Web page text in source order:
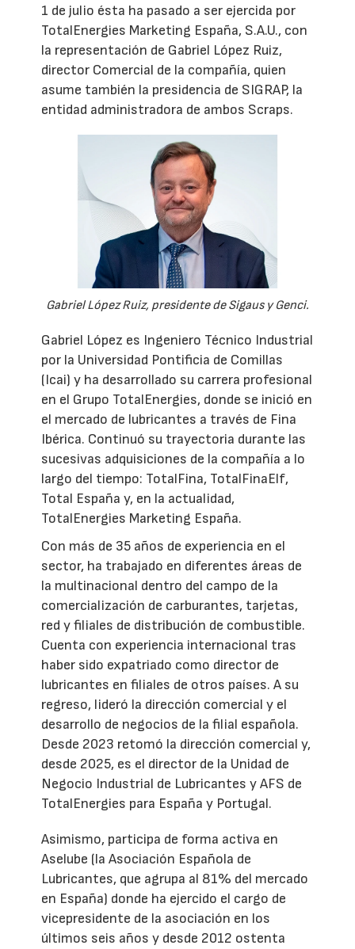
1 de julio ésta ha pasado a ser ejercida por
TotalEnergies Marketing España, S.A.U., con
la representación de Gabriel López Ruiz,
director Comercial de la compañía, quien
asume también la presidencia de SIGRAP, la
entidad administradora de ambos Scraps.
Gabriel López Ruiz, presidente de Sigaus y Genci.
Gabriel López es Ingeniero Técnico Industrial
por la Universidad Pontificia de Comillas
(Icai) y ha desarrollado su carrera profesional
en el Grupo TotalEnergies, donde se inició en
el mercado de lubricantes a través de Fina
Ibérica. Continuó su trayectoria durante las
sucesivas adquisiciones de la compañía a lo
largo del tiempo: TotalFina, TotalFinaElf,
Total España y, en la actualidad,
TotalEnergies Marketing España.
Con más de 35 años de experiencia en el
sector, ha trabajado en diferentes áreas de
la multinacional dentro del campo de la
comercialización de carburantes, tarjetas,
red y filiales de distribución de combustible.
Cuenta con experiencia internacional tras
haber sido expatriado como director de
lubricantes en filiales de otros países. A su
regreso, lideró la dirección comercial y el
desarrollo de negocios de la filial española.
Desde 2023 retomó la dirección comercial y,
desde 2025, es el director de la Unidad de
Negocio Industrial de Lubricantes y AFS de
TotalEnergies para España y Portugal.
Asimismo, participa de forma activa en
Aselube (la Asociación Española de
Lubricantes, que agrupa al 81% del mercado
en España) donde ha ejercido el cargo de
vicepresidente de la asociación en los
últimos seis años y desde 2012 ostenta